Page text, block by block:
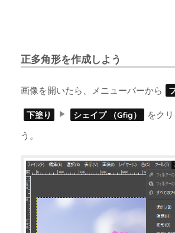
正多角形を作成しよう
画像を開いたら、メニューバーから
下塗り シェイプ （Gfig）
をク
う。